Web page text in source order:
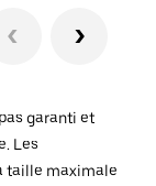
garanti et
Les
taille maximale